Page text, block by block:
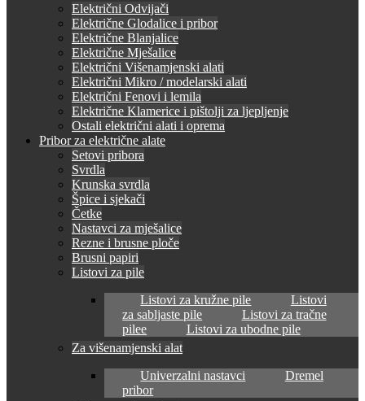
Električni Odvijači
Električne Glodalice i pribor
Električne Blanjalice
Električne Mješalice
Električni Višenamjenski alati
Električni Mikro / modelarski alati
Električni Fenovi i lemila
Električne Klamerice i pištolji za ljepljenje
Ostali električni alati i oprema
Pribor za električne alate
Setovi pribora
Svrdla
Krunska svrdla
Špice i sjekači
Četke
Nastavci za mješalice
Rezne i brusne ploče
Brusni papiri
Listovi za pile
Listovi za kružne pile
Listovi
za sabljaste pile
Listovi za tračne
pilee
Listovi za ubodne pile
Za višenamjenski alat
Univerzalni nastavci
Dremel
pribor